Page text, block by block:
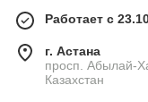
Работает с
г. Астана
просп. Абылай-
Казахстан